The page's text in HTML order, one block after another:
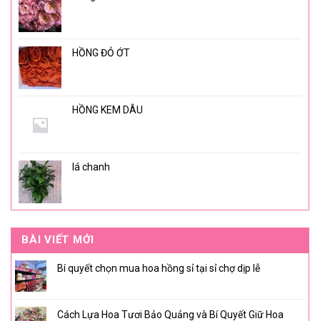
HỒNG ĐỎ ỚT
HỒNG KEM DÂU
lá chanh
BÀI VIẾT MỚI
Bí quyết chọn mua hoa hồng sỉ tại sỉ chợ dịp lễ
Cách Lựa Hoa Tươi Bảo Quảng và Bí Quyết Giữ Hoa